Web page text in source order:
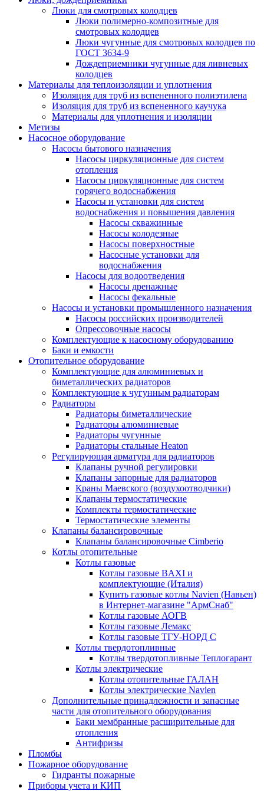
Люки для смотровых колодцев
Люки полимерно-композитные для
смотровых колодцев
Люки чугунные для смотровых колодцев по
ГОСТ 3634-9
Дождеприемники чугунные для ливневых
колодцев
Материалы для теплоизоляции и уплотнения
Изоляция для труб из вспененного полиэтилена
Изоляция для труб из вспененного каучука
Материалы для уплотнения и изоляции
Метизы
Насосное оборудование
Насосы бытового назначения
Насосы циркуляционные для систем
отопления
Насосы циркуляционные для систем
горячего водоснабжения
Насосы и установки для систем
водоснабжения и повышения давления
Насосы скважинные
Насосы колодезные
Насосы поверхностные
Насосные установки для
водоснабжения
Насосы для водоотведения
Насосы дренажные
Насосы фекальные
Насосы и установки промышленного назначения
Насосы российских производителей
Опрессовочные насосы
Комплектующие к насосному оборудованию
Баки и емкости
Отопительное оборудование
Комплектующие для алюминиевых и
биметаллических радиаторов
Комплектующие к чугунным радиаторам
Радиаторы
Радиаторы биметаллические
Радиаторы алюминиевые
Радиаторы чугунные
Радиаторы стальные Heaton
Регулирующая арматура для радиаторов
Клапаны ручной регулировки
Клапаны запорные для радиаторов
Краны Маевского (воздухоотводчики)
Клапаны термостатические
Комплекты термостатические
Термостатические элементы
Клапаны балансировочные
Клапаны балансировочные Cimberio
Котлы отопительные
Котлы газовые
Котлы газовые BAXI и
комплектующие (Италия)
Купить газовые котлы Navien (Навьен)
в Интернет-магазине "АрмСнаб"
Котлы газовые АОГВ
Котлы газовые Лемакс
Котлы газовые ТГУ-НОРД С
Котлы твердотопливные
Котлы твердотопливные Теплогарант
Котлы электрические
Котлы отопительные ГАЛАН
Котлы электрические Navien
Дополнительные принадлежности и запасные
части для отопительного оборудования
Баки мембранные расширительные для
отопления
Антифризы
Пломбы
Пожарное оборудование
Гидранты пожарные
Приборы учета и КИП